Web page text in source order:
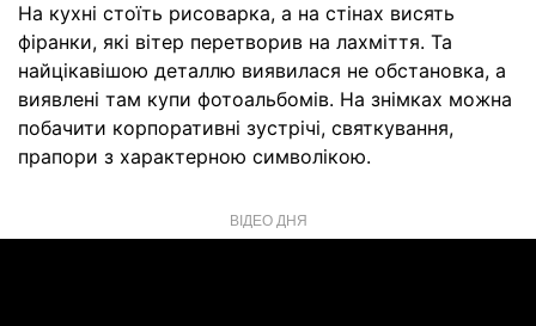
На кухні стоїть рисоварка, а на стінах висять
фіранки, які вітер перетворив на лахміття. Та
найцікавішою деталлю виявилася не обстановка, а
виявлені там купи фотоальбомів. На знімках можна
побачити корпоративні зустрічі, святкування,
прапори з характерною символікою.
ВІДЕО ДНЯ